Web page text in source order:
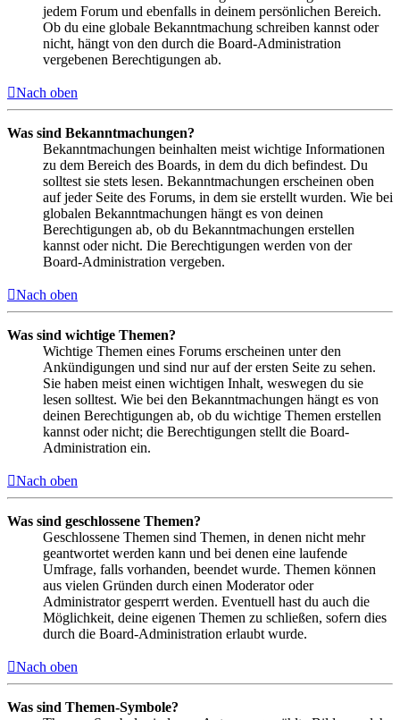
jedem Forum und ebenfalls in deinem persönlichen Bereich.
Ob du eine globale Bekanntmachung schreiben kannst oder
nicht, hängt von den durch die Board-Administration
vergebenen Berechtigungen ab.
Nach oben
Was sind Bekanntmachungen?
Bekanntmachungen beinhalten meist wichtige Informationen
zu dem Bereich des Boards, in dem du dich befindest. Du
solltest sie stets lesen. Bekanntmachungen erscheinen oben
auf jeder Seite des Forums, in dem sie erstellt wurden. Wie bei
globalen Bekanntmachungen hängt es von deinen
Berechtigungen ab, ob du Bekanntmachungen erstellen
kannst oder nicht. Die Berechtigungen werden von der
Board-Administration vergeben.
Nach oben
Was sind wichtige Themen?
Wichtige Themen eines Forums erscheinen unter den
Ankündigungen und sind nur auf der ersten Seite zu sehen.
Sie haben meist einen wichtigen Inhalt, weswegen du sie
lesen solltest. Wie bei den Bekanntmachungen hängt es von
deinen Berechtigungen ab, ob du wichtige Themen erstellen
kannst oder nicht; die Berechtigungen stellt die Board-
Administration ein.
Nach oben
Was sind geschlossene Themen?
Geschlossene Themen sind Themen, in denen nicht mehr
geantwortet werden kann und bei denen eine laufende
Umfrage, falls vorhanden, beendet wurde. Themen können
aus vielen Gründen durch einen Moderator oder
Administrator gesperrt werden. Eventuell hast du auch die
Möglichkeit, deine eigenen Themen zu schließen, sofern dies
durch die Board-Administration erlaubt wurde.
Nach oben
Was sind Themen-Symbole?